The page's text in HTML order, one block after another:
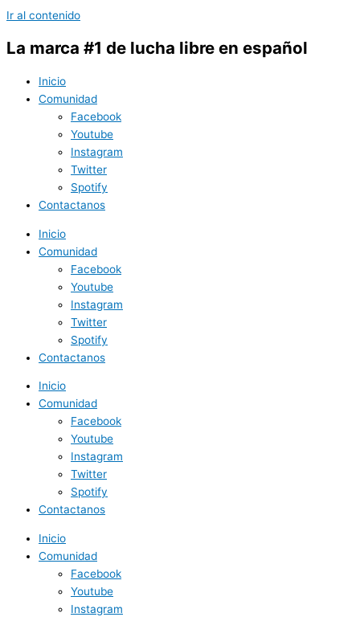
Ir al contenido
La marca #1 de lucha libre en español
Inicio
Comunidad
Facebook
Youtube
Instagram
Twitter
Spotify
Contactanos
Inicio
Comunidad
Facebook
Youtube
Instagram
Twitter
Spotify
Contactanos
Inicio
Comunidad
Facebook
Youtube
Instagram
Twitter
Spotify
Contactanos
Inicio
Comunidad
Facebook
Youtube
Instagram